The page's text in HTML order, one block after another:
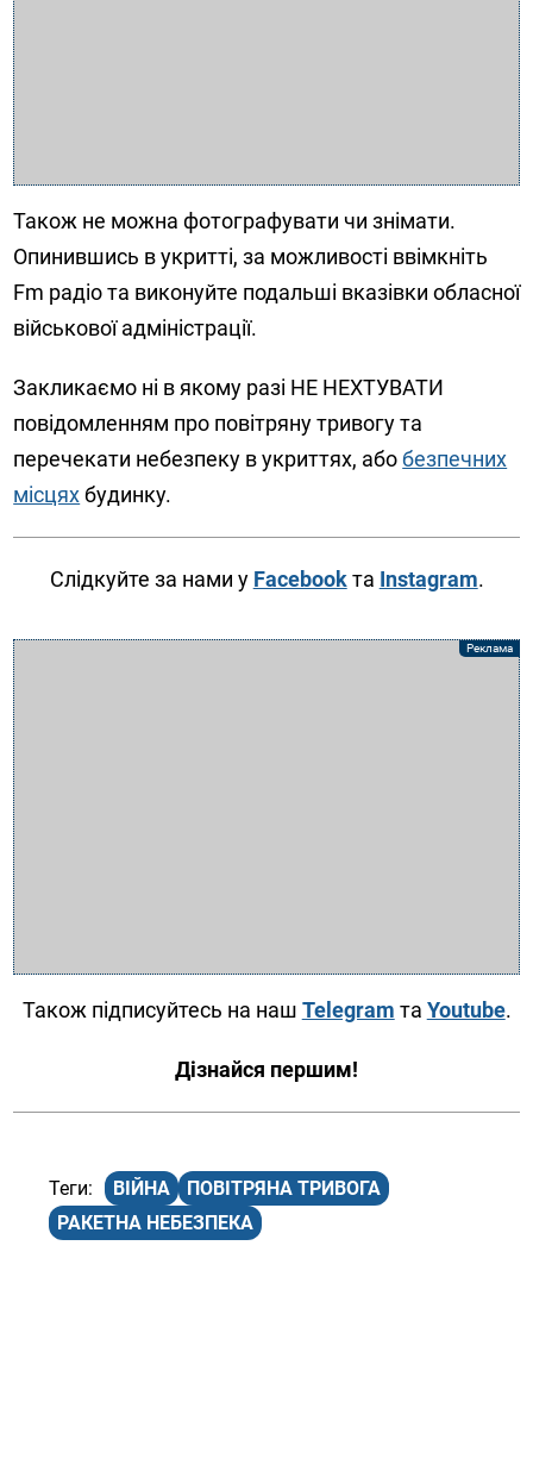
Також не можна фотографувати чи знімати.
Опинившись в укритті, за можливості ввімкніть
Fm радіо та виконуйте подальші вказівки обласної
військової адміністрації.
Закликаємо ні в якому разі НЕ НЕХТУВАТИ
повідомленням про повітряну тривогу та
перечекати небезпеку в укриттях, абобезпечних
місцяхбудинку.
Слідкуйте за нами у Facebookта Instagram.
Також підписуйтесь на наш Telegram та Youtube.
Дізнайся першим!
ВІЙНА
ПОВІТРЯНА ТРИВОГА
РАКЕТНА НЕБЕЗПЕКА